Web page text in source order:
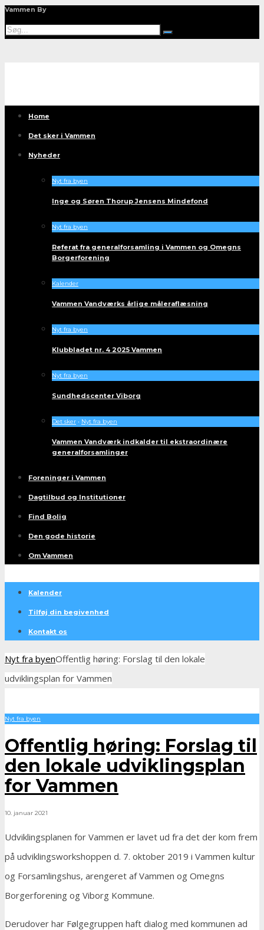
Vammen By
Home
Det sker i Vammen
Nyheder
Nyt fra byen
Inge og Søren Thorup Jensens Mindefond
Nyt fra byen
Referat fra generalforsamling i Vammen og Omegns
Borgerforening
Kalender
Vammen Vandværks årlige måleraflæsning
Nyt fra byen
Klubbladet nr. 4 2025 Vammen
Nyt fra byen
Sundhedscenter Viborg
Det sker • Nyt fra byen
Vammen Vandværk indkalder til ekstraordinære
generalforsamlinger
Foreninger i Vammen
Dagtilbud og Institutioner
Find Bolig
Den gode historie
Om Vammen
Kalender
Tilføj din begivenhed
Kontakt os
Nyt fra byenOffentlig høring: Forslag til den lokale
udviklingsplan for Vammen
Nyt fra byen
Offentlig høring: Forslag til
den lokale udviklingsplan
for Vammen
10. januar 2021
Udviklingsplanen for Vammen er lavet ud fra det der kom frem
på udviklingsworkshoppen d. 7. oktober 2019 i Vammen kultur
og Forsamlingshus, arengeret af Vammen og Omegns
Borgerforening og Viborg Kommune.
Derudover har Følgegruppen haft dialog med kommunen ad